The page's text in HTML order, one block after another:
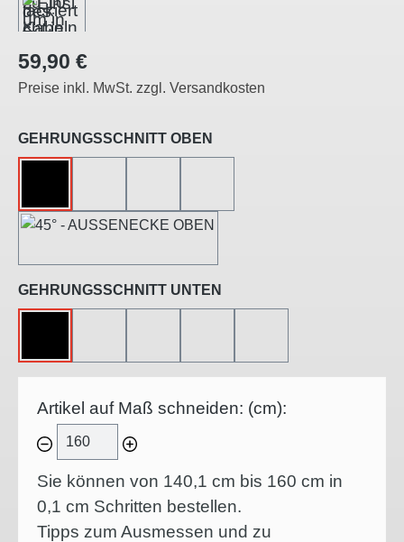
Regulärer Preis:
59,90 €
Preise inkl. MwSt. zzgl. Versandkosten
GEHRUNGSSCHNITT OBEN
GEHRUNGSSCHNITT UNTEN
Artikel auf Maß schneiden: (cm):
Sie können von 140,1 cm bis 160 cm in
0,1 cm Schritten bestellen.
Tipps zum Ausmessen und zu